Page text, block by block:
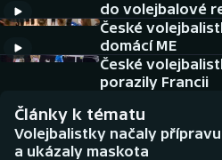
Americký fotbal
Baseball a softbal
Biatlon
NEPŘEHLÉDNĚTE
Soutěže
Aplikace ČT sport
do volejbalové
České
domácí ME
České
porazily Francii
Články k tématu
Volejbalistky načaly
a ukázaly maskota